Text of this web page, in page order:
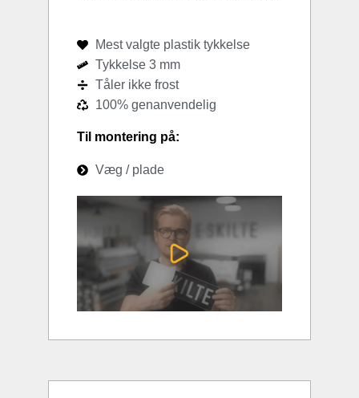
Mest valgte plastik tykkelse
Tykkelse 3 mm
Tåler ikke frost
100% genanvendelig
Til montering på:
Væg / plade